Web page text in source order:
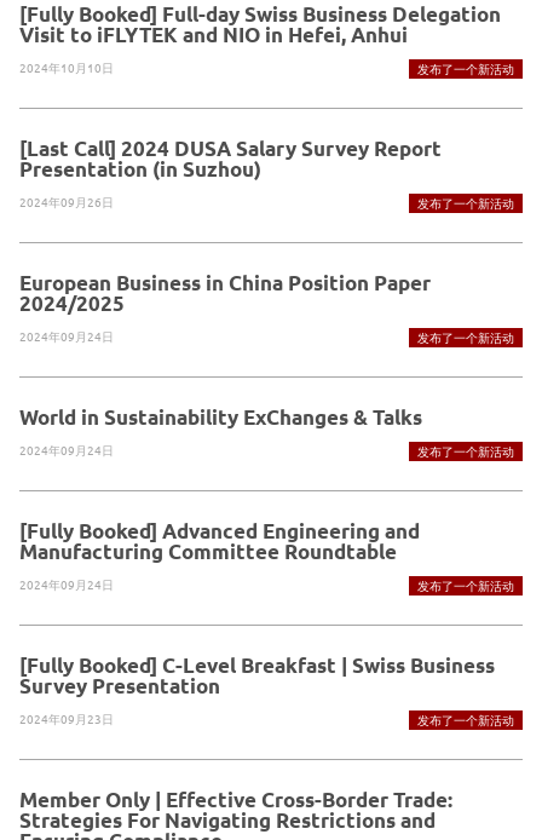
[Fully Booked] Full-day Swiss Business Delegation
Visit to iFLYTEK and NIO in Hefei, Anhui
2024年10月10日 发布了一个新活动
[Last Call] 2024 DUSA Salary Survey Report
Presentation (in Suzhou)
2024年09月26日 发布了一个新活动
European Business in China Position Paper
2024/2025
2024年09月24日 发布了一个新活动
World in Sustainability ExChanges & Talks
2024年09月24日 发布了一个新活动
[Fully Booked] Advanced Engineering and
Manufacturing Committee Roundtable
2024年09月24日 发布了一个新活动
[Fully Booked] C-Level Breakfast | Swiss Business
Survey Presentation
2024年09月23日 发布了一个新活动
Member Only | Effective Cross-Border Trade:
Strategies For Navigating Restrictions and